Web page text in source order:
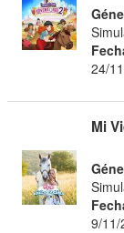
24/
Mi
9/11/